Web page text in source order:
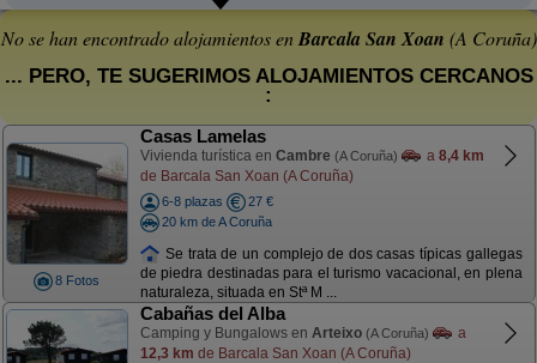
No se han encontrado alojamientos enBarcala San Xoan (A Coruña)
... PERO, TE SUGERIMOS ALOJAMIENTOS CERCANOS
:
8 Fotos
Casas Lamelas
Vivienda turística en Cambre (A Coruña) a 8,4 km
de Barcala San Xoan (A Coruña)
6-8 plazas
27 €
20 km de A Coruña
Se trata de un complejo de dos casas típicas gallegas
de piedra destinadas para el turismo vacacional, en plena
naturaleza, situada en Stª M ...
Cabañas del Alba
Camping y Bungalows en Arteixo (A Coruña)
a
12,3 km de Barcala San Xoan (A Coruña)